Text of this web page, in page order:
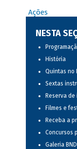
Ações
NESTA
História
Quintas no
Sextas
Reserva
Filmes e
Receba a
Concursos
Galeria